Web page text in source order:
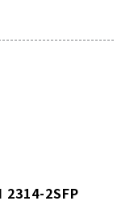
2314-2SFP